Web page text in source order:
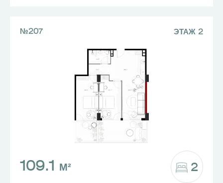
№207 ЭТАЖ 2
109.1 М² 2